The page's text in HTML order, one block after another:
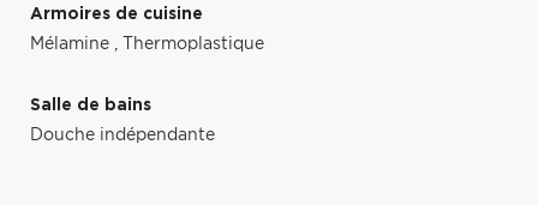
Armoires de cuisine
Mélamine , Thermoplastique
Salle de bains
Douche indépendante